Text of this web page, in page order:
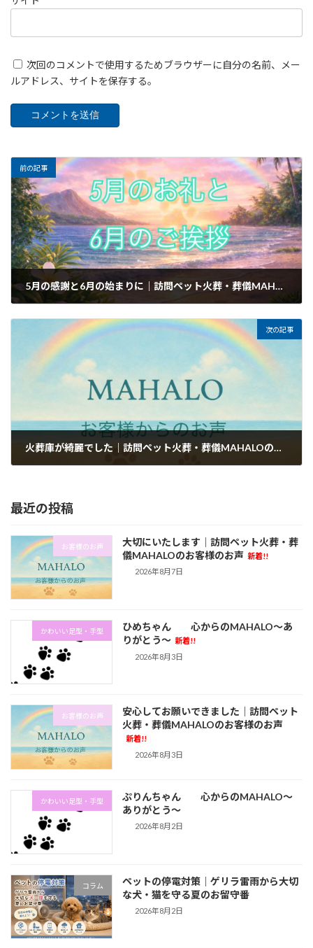
次回のコメントで使用するためブラウザーに自分の名前、メー
ルアドレス、サイトを保存する。
前の記事
5月の感謝と6月の始まりに｜訪問ペット火葬・葬儀MAHALO
次の記事
火葬庫が綺麗でした｜訪問ペット火葬・葬儀MAHALOのお客様のお声
最近の投稿
お客様のお声
大切にいたします｜訪問ペット火葬・葬
儀MAHALOのお客様のお声 新着!!
2026年8月7日
かわいい足型・手型
ひめちゃん 心からのMAHALO～あ
りがとう～ 新着!!
2026年8月3日
お客様のお声
安心してお願いできました｜訪問ペット
火葬・葬儀MAHALOのお客様のお声
新着!!
2026年8月3日
かわいい足型・手型
ぷりんちゃん 心からのMAHALO～
ありがとう～
2026年8月2日
コラム
ペットの停電対策｜ゲリラ雷雨から大切
な犬・猫を守る夏のお留守番
2026年8月2日